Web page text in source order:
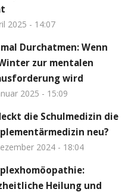
2025 - 14:07
Durchatmen: Wenn
zur mentalen
wird
2025 - 15:09
die Schulmedizin die
neu?
2024 - 18:04
Heilung und